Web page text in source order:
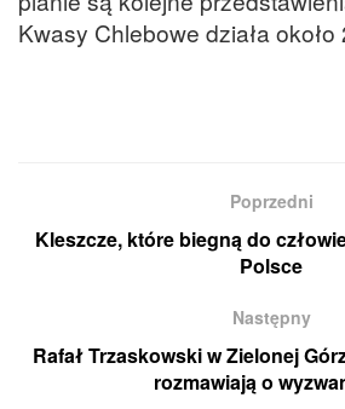
Kwasy Chlebowe działa około
Poprzedni
Kleszcze, które biegną do
Polsce
Następny
Rafał Trzaskowski w Zielonej
rozmawiają o